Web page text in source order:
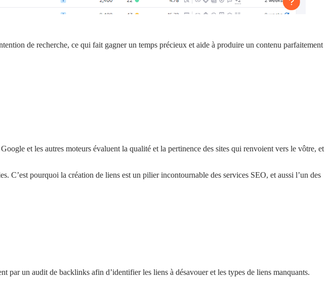
de recherche, ce qui fait gagner un temps précieux et aide à produire un contenu parfaitement
et les autres moteurs évaluent la qualité et la pertinence des sites qui renvoient vers le vôtre, et
C’est pourquoi la création de liens est un pilier incontournable des services SEO, et aussi l’un des
par un audit de backlinks afin d’identifier les liens à désavouer et les types de liens manquants.